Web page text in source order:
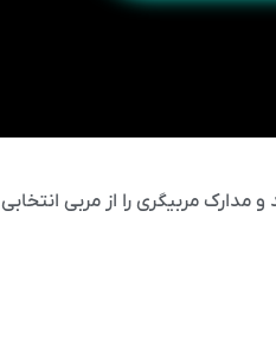
مربیگری را از مربی انتخابی